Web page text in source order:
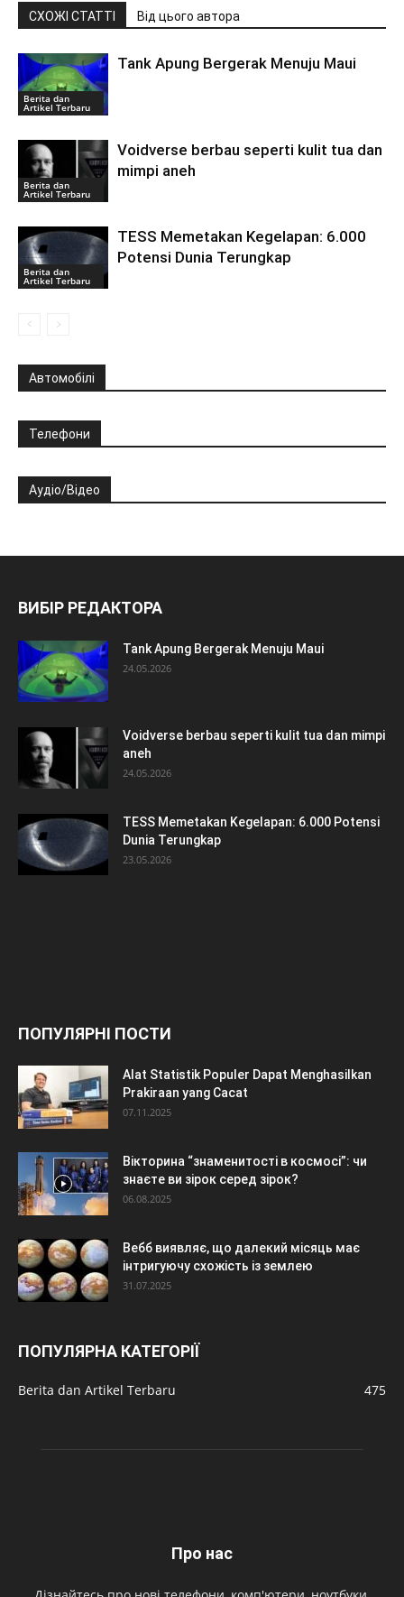
СХОЖІ СТАТТІ Від цього автора
Berita dan
Artikel Terbaru
Tank Apung Bergerak Menuju Maui
Berita dan
Artikel Terbaru
Voidverse berbau seperti kulit tua dan
mimpi aneh
Berita dan
Artikel Terbaru
TESS Memetakan Kegelapan: 6.000
Potensi Dunia Terungkap
Автомобілі
Телефони
Аудіо/Відео
ВИБІР РЕДАКТОРА
Tank Apung Bergerak Menuju Maui
24.05.2026
Voidverse berbau seperti kulit tua dan mimpi
aneh
24.05.2026
TESS Memetakan Kegelapan: 6.000 Potensi
Dunia Terungkap
23.05.2026
ПОПУЛЯРНІ ПОСТИ
Alat Statistik Populer Dapat Menghasilkan
Prakiraan yang Cacat
07.11.2025
Вікторина “знаменитості в космосі”: чи
знаєте ви зірок серед зірок?
06.08.2025
Вебб виявляє, що далекий місяць має
інтригуючу схожість із землею
31.07.2025
ПОПУЛЯРНА КАТЕГОРІЇ
Berita dan Artikel Terbaru 475
Про нас